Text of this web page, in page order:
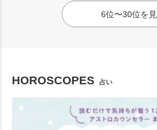
6位〜30位を
HOROSCOPES 占い